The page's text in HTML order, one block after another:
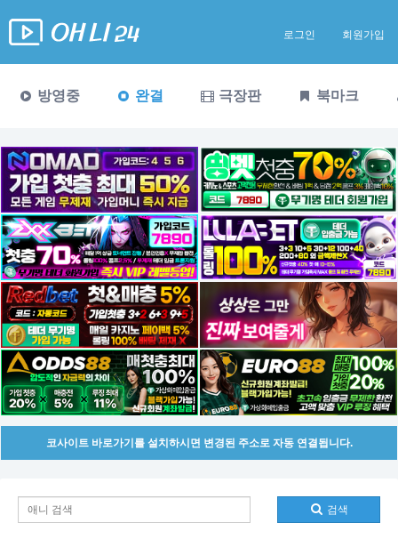
로그인 회원가입
방영중 완결 극장판 북마크
코사이트 바로가기를 설치하시면 변경된 주소로 자동 연결됩니다.
검색